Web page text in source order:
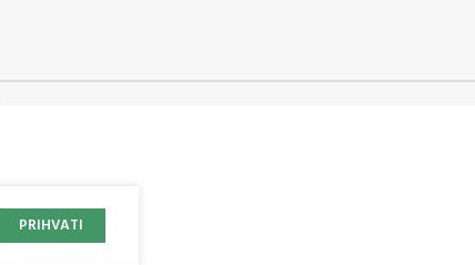
PRIHVATI